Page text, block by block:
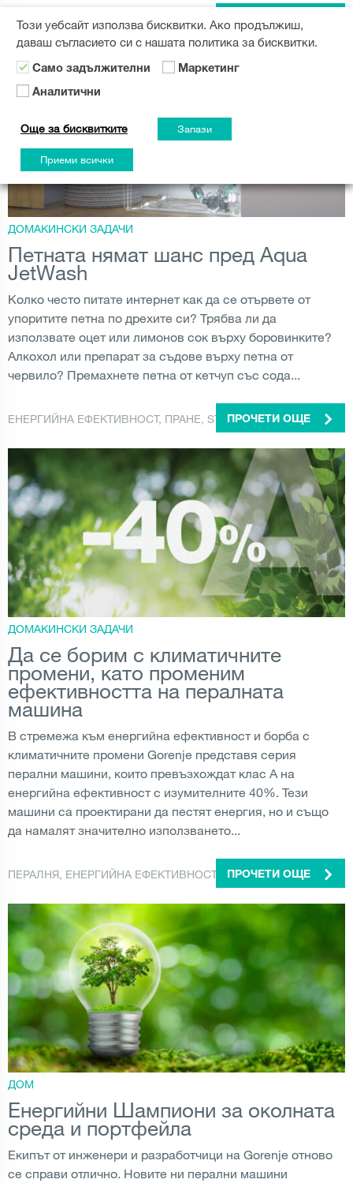
ЕКОЛОГИЯ УРЕДИ СЪДОМИЯЛНА
ДОМАКИНСКИ ЗАДАЧИ
Петната нямат шанс пред Aqua
JetWash
Колко често питате интернет как да се отървете от
упоритите петна по дрехите си? Трябва ли да
използвате оцет или лимонов сок върху боровинките?
Алкохол или препарат за съдове върху петна от
червило? Премахнете петна от кетчуп със сода...
ЕНЕРГИЙНА ЕФЕКТИВНОСТ, ПРАНЕ, STAIN REMOVAL
ПРОЧЕТИ ОЩЕ
ДОМАКИНСКИ ЗАДАЧИ
Да се борим с климатичните
промени, като променим
ефективността на пералната
машина
В стремежа към енергийна ефективност и борба с
климатичните промени Gorenje представя серия
перални машини, които превъзхождат клас A на
енергийна ефективност с изумителните 40%. Тези
машини са проектирани да пестят енергия, но и също
да намалят значително използването...
ПЕРАЛНЯ, ЕНЕРГИЙНА ЕФЕКТИВНОСТ УРЕДИ
ПРОЧЕТИ ОЩЕ
ДОМ
Енергийни Шампиони за околната
среда и портфейла
Екипът от инженери и разработчици на Gorenje отново
се справи отлично. Новите ни перални машини
Този уебсайт използва бисквитки. Ако продължиш,
даваш съгласието си с нашата политика за бисквитки.
Само задължителни Маркетинг
Аналитични
Още за бисквитките Запази
Приеми всички